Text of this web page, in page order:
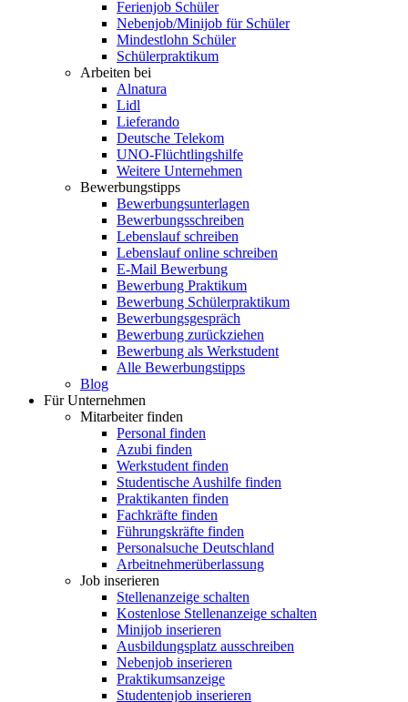
Ferienjob Schüler
Nebenjob/Minijob für Schüler
Mindestlohn Schüler
Schülerpraktikum
Arbeiten bei
Alnatura
Lidl
Lieferando
Deutsche Telekom
UNO-Flüchtlingshilfe
Weitere Unternehmen
Bewerbungstipps
Bewerbungsunterlagen
Bewerbungsschreiben
Lebenslauf schreiben
Lebenslauf online schreiben
E-Mail Bewerbung
Bewerbung Praktikum
Bewerbung Schülerpraktikum
Bewerbungsgespräch
Bewerbung zurückziehen
Bewerbung als Werkstudent
Alle Bewerbungstipps
Blog
Für Unternehmen
Mitarbeiter finden
Personal finden
Azubi finden
Werkstudent finden
Studentische Aushilfe finden
Praktikanten finden
Fachkräfte finden
Führungskräfte finden
Personalsuche Deutschland
Arbeitnehmerüberlassung
Job inserieren
Stellenanzeige schalten
Kostenlose Stellenanzeige schalten
Minijob inserieren
Ausbildungsplatz ausschreiben
Nebenjob inserieren
Praktikumsanzeige
Studentenjob inserieren